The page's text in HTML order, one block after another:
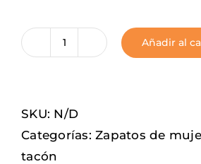
Golden
Añadir al
SKU: N/D
Categorías:Zapatos de
tacón